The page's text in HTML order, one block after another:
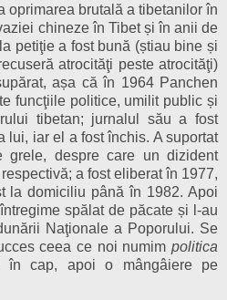
oprimarea brutală a tibetanilor în
chineze în Tibet și în anii de
petiţie a fost bună (știau bine și
atrocităţi peste atrocităţi)
așa că în 1964 Panchen
funcţiile politice, umilit public și
tibetan; jurnalul său a fost
lui, iar el a fost închis. A suportat
grele, despre care un dizident
a fost eliberat în 1977,
la domiciliu până în 1982. Apoi
spălat de păcate și l-au
Naţionale a Poporului. Se
ceea ce noi numim politica
în cap, apoi o mângâiere pe